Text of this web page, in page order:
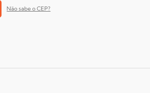
Não sabe o CEP?